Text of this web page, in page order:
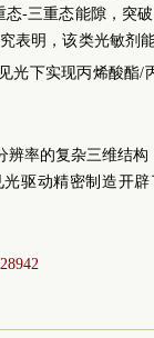
-三重态能隙，突
表明，该类光敏剂
光下实现丙烯酸酯/
率的复杂三维结
驱动精密制造开